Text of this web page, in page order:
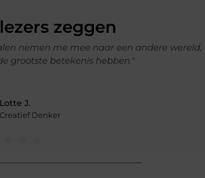
zeggen
"Ik heb altijd het gevoel dat ik
helpen me om opnieuw